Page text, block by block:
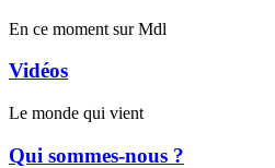
En ce moment sur Mdl
Vidéos
Le monde qui vient
Qui sommes-nous ?